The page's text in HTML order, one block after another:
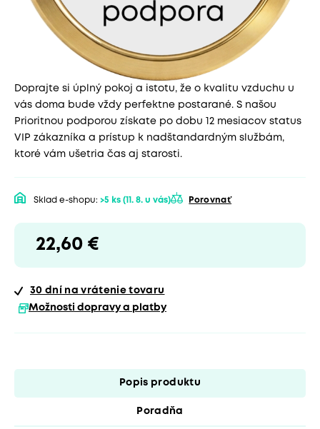
Doprajte si úplný pokoj a istotu, že o kvalitu vzduchu u
vás doma bude vždy perfektne postarané. S našou
Prioritnou podporou získate po dobu 12 mesiacov status
VIP zákazníka a prístup k nadštandardným službám,
ktoré vám ušetria čas aj starosti.
Sklad e-shopu: >5 ks (11. 8. u vás) Porovnať
22,60 €
30 dní
na vrátenie tovaru
Možnosti dopravy a platby
Popis produktu
Poradňa